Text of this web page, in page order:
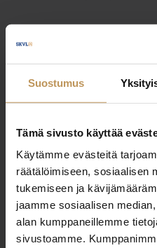
Suostumus
Tämä sivusto käyttää
Käytämme evästeitä
räätälöimiseen, sosiaalisen
tukemiseen ja
jaamme sosiaalisen
alan kumppaneillemme
sivustoamme.
"*" näyttää pakolliset
Aihe